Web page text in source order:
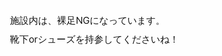
施設内は、裸足NGになっています。
靴下orシューズを持参してくださいね！